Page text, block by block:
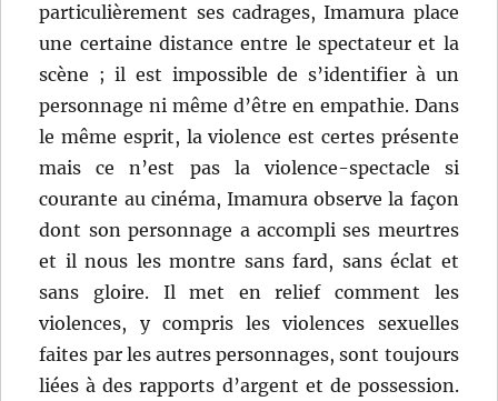
particulièrement ses cadrages, Imamura place
une certaine distance entre le spectateur et la
scène ; il est impossible de s’identifier à un
personnage ni même d’être en empathie. Dans
le même esprit, la violence est certes présente
mais ce n’est pas la violence-spectacle si
courante au cinéma, Imamura observe la façon
dont son personnage a accompli ses meurtres
et il nous les montre sans fard, sans éclat et
sans gloire. Il met en relief comment les
violences, y compris les violences sexuelles
faites par les autres personnages, sont toujours
liées à des rapports d’argent et de possession.